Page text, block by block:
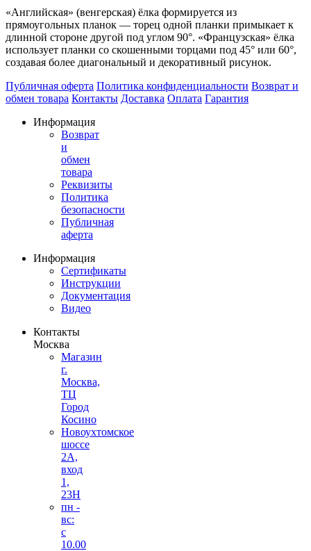
«Английская» (венгерская) ёлка формируется из
прямоугольных планок — торец одной планки примыкает к
длинной стороне другой под углом 90°. «Французская» ёлка
использует планки со скошенными торцами под 45° или 60°,
создавая более диагональный и декоративный рисунок.
Публичная оферта Политика конфиденциальности Возврат и
обмен товара Контакты Доставка Оплата Гарантия
Информация
Возврат
и
обмен
товара
Реквизиты
Политика
безопасности
Публичная
аферта
Информация
Сертификаты
Инструкции
Документация
Видео
Контакты
Москва
Магазин
г.
Москва,
ТЦ
Город
Косино
Новоухтомское
шоссе
2А,
вход
1,
23Н
пн -
вс:
с
10.00